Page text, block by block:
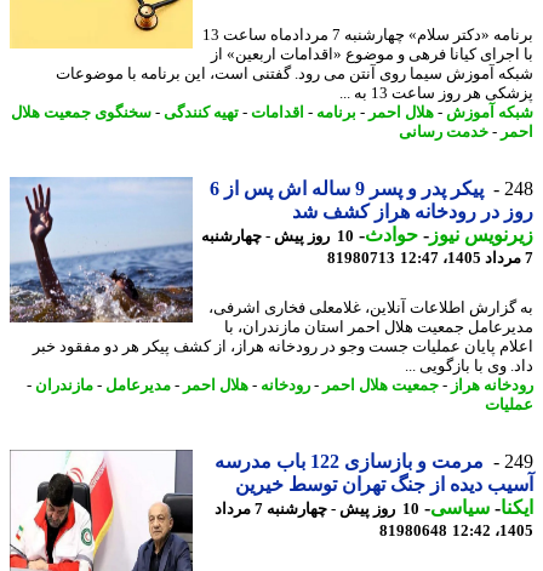
برنامه «دکتر سلام» چهارشنبه 7 مردادماه ساعت 13
کیانا فرهی و موضوع «اقدامات اربعین» از
آموزش سیما روی آنتن می رود. گفتنی است، این برنامه با موضوعات
هر روز ساعت 13 به ...
آموزش-هلال احمر -برنامه -اقدامات -تهیه کنندگی-سخنگوی جمعیت هلال
-خدمت رسانی
پیکر پدر و پسر 9 ساله اش پس از 6
در رودخانه هراز کشف شد
نیوز-حوادث -
10 روز پیش - چهارشنبه
81980713
اطلاعات آنلاین، غلامعلی فخاری اشرفی،
جمعیت هلال احمر استان مازندران، با
پایان عملیات جست وجو در رودخانه هراز، از کشف پیکر هر دو مفقود خبر
وی با بازگویی ...
هراز - جمعیت هلال احمر -رودخانه-هلال احمر -مدیرعامل-مازندران-
مرمت و بازسازی 122 باب مدرسه
دیده از جنگ تهران توسط خیرین
-سیاسی-
10 روز پیش - چهارشنبه 7 مرداد
81980648